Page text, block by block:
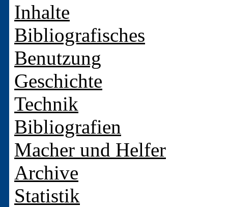
Inhalte
Bibliografisches
Benutzung
Geschichte
Technik
Bibliografien
Macher und Helfer
Archive
Statistik